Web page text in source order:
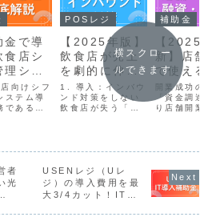
金で導
食店シ
理シス
底比
件費削
働環境
向けシフ
ステム導
である理
、人件費
、ひいて
ライアン
直結する
営課題で
Excelで
POSレジ
【2025年版】
飲食店が売上
を劇的に伸ば
すインバウン
ド対策5選と
「補助金」活
1. 導入：インバウ
ンド対策をしない
飲食店が失う「機
日本政府は年間
客誘致を目標に掲
げています。特に
「食」は訪日外国
人にとって最大の
観光目的の一つで
補助金
【2025
新】店舗
で使える
金・助成
融資を徹
説！初期
開業成功の
「資金調達
り店舗開業
出す皆様に
題の一つが
費用の調達
ないでしょ
ャッシュレ
横スクロー
ルできます
者
光
USENレジ（Uレ
ジ）の導入費用を最
大3/4カット！IT導